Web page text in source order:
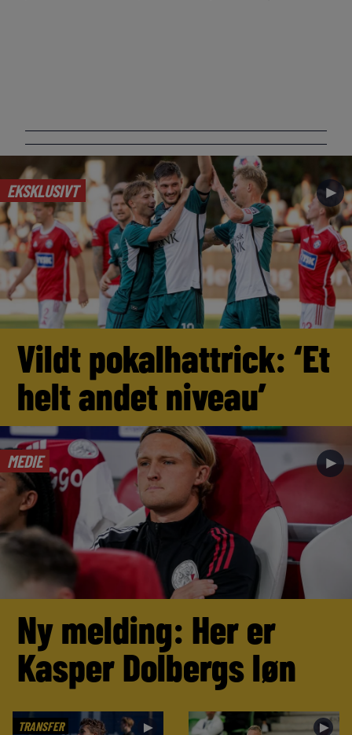
EKSKLUSIVT ►
Vildt pokalhattrick: ‘Et
helt andet niveau’
MEDIE ►
Ny melding: Her er
Kasper Dolbergs løn
TRANSFER ► ►